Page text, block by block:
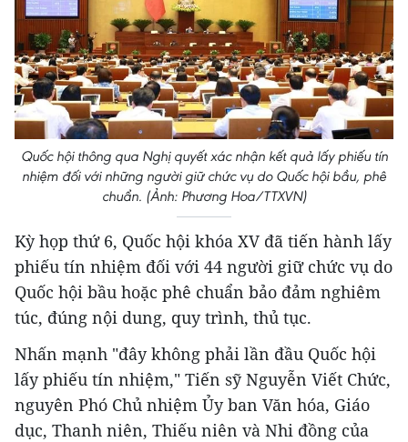
Quốc hội thông qua Nghị quyết xác nhận kết quả lấy phiếu tín
nhiệm đối với những người giữ chức vụ do Quốc hội bầu, phê
chuẩn. (Ảnh: Phương Hoa/TTXVN)
Kỳ họp thứ 6, Quốc hội khóa XV đã tiến hành lấy
phiếu tín nhiệm đối với 44 người giữ chức vụ do
Quốc hội bầu hoặc phê chuẩn bảo đảm nghiêm
túc, đúng nội dung, quy trình, thủ tục.
Nhấn mạnh "đây không phải lần đầu Quốc hội
lấy phiếu tín nhiệm," Tiến sỹ Nguyễn Viết Chức,
nguyên Phó Chủ nhiệm Ủy ban Văn hóa, Giáo
dục, Thanh niên, Thiếu niên và Nhi đồng của